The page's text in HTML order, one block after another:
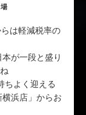
は軽減税率の
が一段と盛り
ちよく迎える
浜店」からお